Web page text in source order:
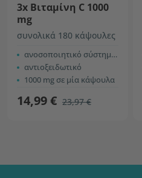
3x Βιταμίνη C 1000
mg
συνολικά 180 κάψουλες
ανοσοποιητικό σύστημα + ενέργεια
αντιοξειδωτικό
1000 mg σε μία κάψουλα
14,99 € 23,97 €